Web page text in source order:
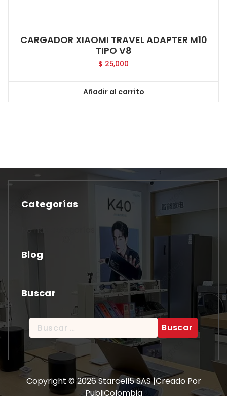
CARGADOR XIAOMI TRAVEL ADAPTER M10
TIPO V8
$ 25,000
Añadir al carrito
Categorías
No hay categorías
Blog
Buscar
Buscar:
Copyright © 2026 Starcell5 SAS |Creado Por
PubliColombia